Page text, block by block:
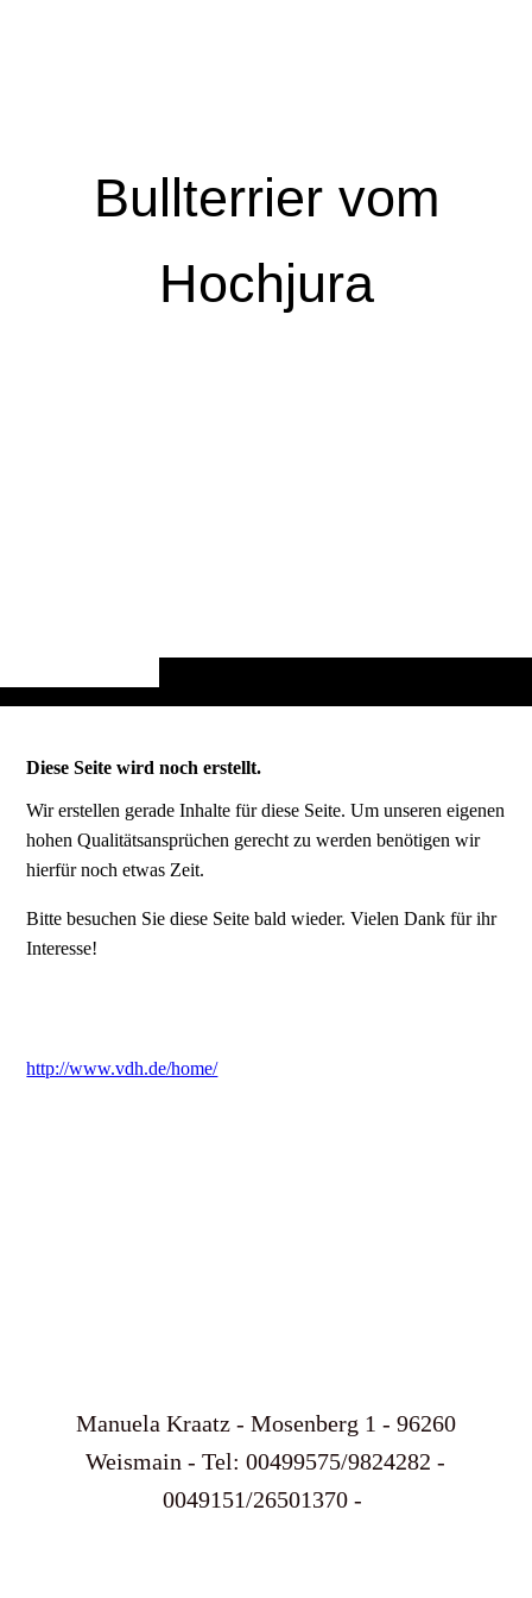
Bullterrier vom
Hochjura
Diese Seite wird noch erstellt.
Wir erstellen gerade Inhalte für diese Seite. Um unseren eigenen
hohen Qualitätsansprüchen gerecht zu werden benötigen wir
hierfür noch etwas Zeit.
Bitte besuchen Sie diese Seite bald wieder. Vielen Dank für ihr
Interesse!
http://www.vdh.de/home/
Manuela Kraatz - Mosenberg 1 - 96260
Weismain - Tel: 00499575/9824282 -
0049151/26501370 -